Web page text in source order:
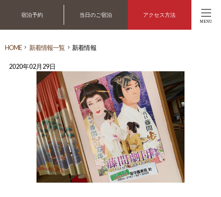
宿泊予約 当日のご宿泊 アクセス方法
MENU
HOME 新着情報一覧 新着情報
2020年02月29日